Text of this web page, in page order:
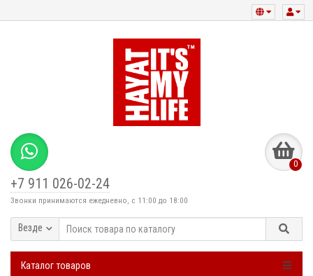
+7 911 026-02-24
Звонки принимаются ежедневно, с 11:00 до 18:00
0
Везде
Каталог товаров